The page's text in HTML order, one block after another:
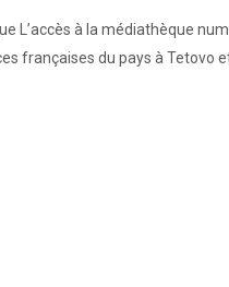
L’accès à la médiathèque
françaises du pays à Tetovo